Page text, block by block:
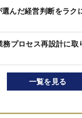
んだ経営判断をラク
プロセス再設計に
一覧を見る